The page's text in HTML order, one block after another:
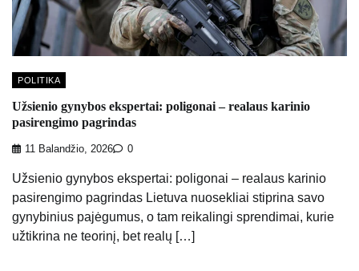
POLITIKA
Užsienio gynybos ekspertai: poligonai – realaus karinio
pasirengimo pagrindas
11 Balandžio, 2026 0
Užsienio gynybos ekspertai: poligonai – realaus karinio
pasirengimo pagrindas Lietuva nuosekliai stiprina savo
gynybinius pajėgumus, o tam reikalingi sprendimai, kurie
užtikrina ne teorinį, bet realų […]